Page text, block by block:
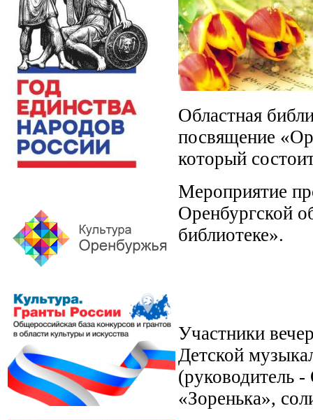
Областная
посвящение
который
Мероприятие
Оренбургской
библиотеке».
Участники
Детской
(руководитель
«Зоренька»,